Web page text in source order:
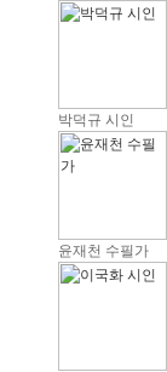
박덕규 시인
윤재천 수필가